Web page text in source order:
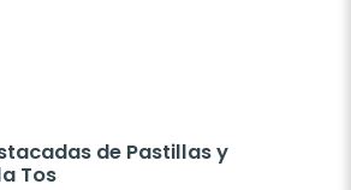
de Pastillas y
Tos